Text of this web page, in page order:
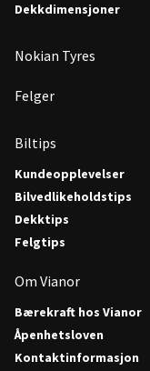
Dekkdimensjoner
Nokian Tyres
Felger
Biltips
Kundeopplevelser
Bilvedlikeholdstips
Dekktips
Felgtips
Om Vianor
Bærekraft hos Vianor
Åpenhetsloven
Kontaktinformasjon